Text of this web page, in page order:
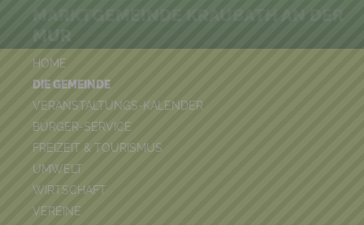
HOME
DIE GEMEINDE
VERANSTALTUNGS-KALENDER
BÜRGER-SERVICE
FREIZEIT & TOURISMUS
UMWELT
WIRTSCHAFT
VEREINE
MUR